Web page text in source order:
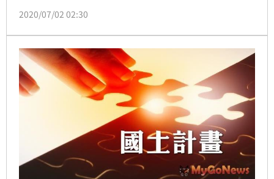
北市國土計畫的願景，2020年6月29日經內政部國土計
2020/07/02 02:30